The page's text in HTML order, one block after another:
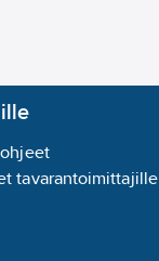
tavarantoimittajille